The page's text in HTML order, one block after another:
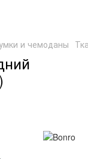
и чемоданы